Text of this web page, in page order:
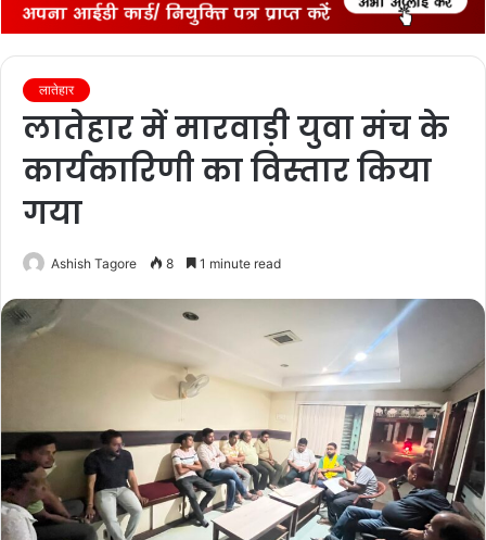
लातेहार
लातेहार में मारवाड़ी युवा मंच के
कार्यकारिणी का विस्‍तार किया
गया
Ashish Tagore 8 1 minute read